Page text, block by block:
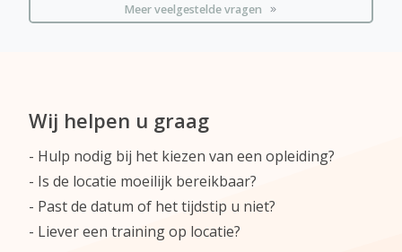
Meer veelgestelde vragen
Wij helpen u graag
Hulp nodig bij het kiezen van een opleiding?
Is de locatie moeilijk bereikbaar?
Past de datum of het tijdstip u niet?
Liever een training op locatie?